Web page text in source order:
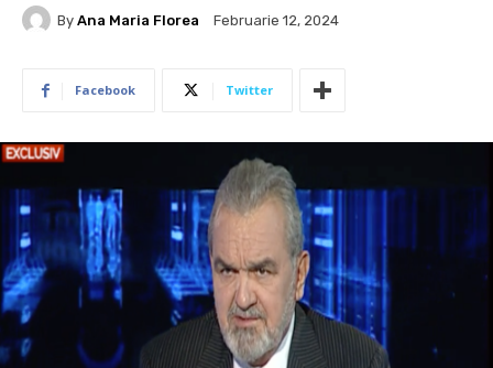
By Ana Maria Florea Februarie 12, 2024
Facebook Twitter